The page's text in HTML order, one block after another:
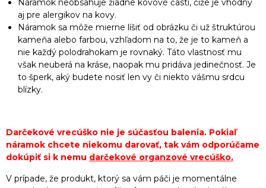
aj pre alergikov na kovy.
Náramok sa môže mierne líšiť od obrázku či už štruktúrou
kameňa alebo farbou, vzhľadom na to, že je to kameň a
nie každý polodrahokam je rovnaký. Táto vlastnosť mu
však neuberá na kráse, naopak mu pridáva jedinečnosť. Je
to šperk, aký budete nosiť len vy či niekto vášmu srdcu
blízky.
Darčekové vrecúško nie je súčasťou balenia. Pokiaľ
náramok chcete niekomu darovať, tak vám odporúčame
dokúpiť si k nemu darčekové organzové vrecúško.
V prípade, že produkt, ktorý sa vám páči je momentálne